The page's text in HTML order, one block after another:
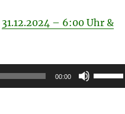
31.12.2024 – 6:00 Uhr &
00:00
Hoch/